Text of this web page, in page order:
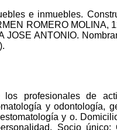
e inmuebles.
ROMERO MOLINA,
ANTONIO.
profesionales de
y odontología,
y o.
Socio único: